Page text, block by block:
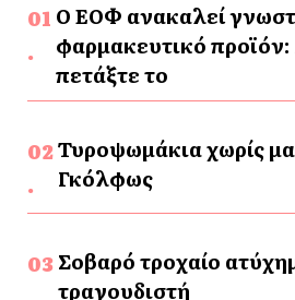
Ο ΕΟΦ ανακαλεί
φαρμακευτικό προϊόν:
πετάξτε το
Τυροψωμάκια χωρίς
Γκόλφως
Σοβαρό τροχαίο
τραγουδιστή